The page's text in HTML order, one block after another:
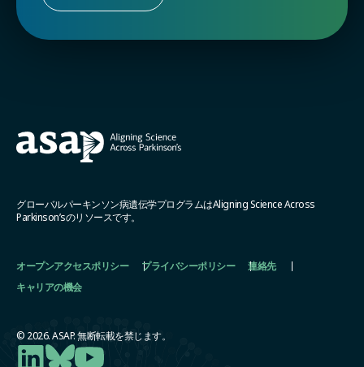
グローバルパーキンソン病遺伝学プログラムはAligning Science Across
Parkinson’sのリソースです。
オープンアクセスポリシー プライバシーポリシー
連絡先
キャリアの機会
© 2026. ASAP. 無断転載を禁じます。